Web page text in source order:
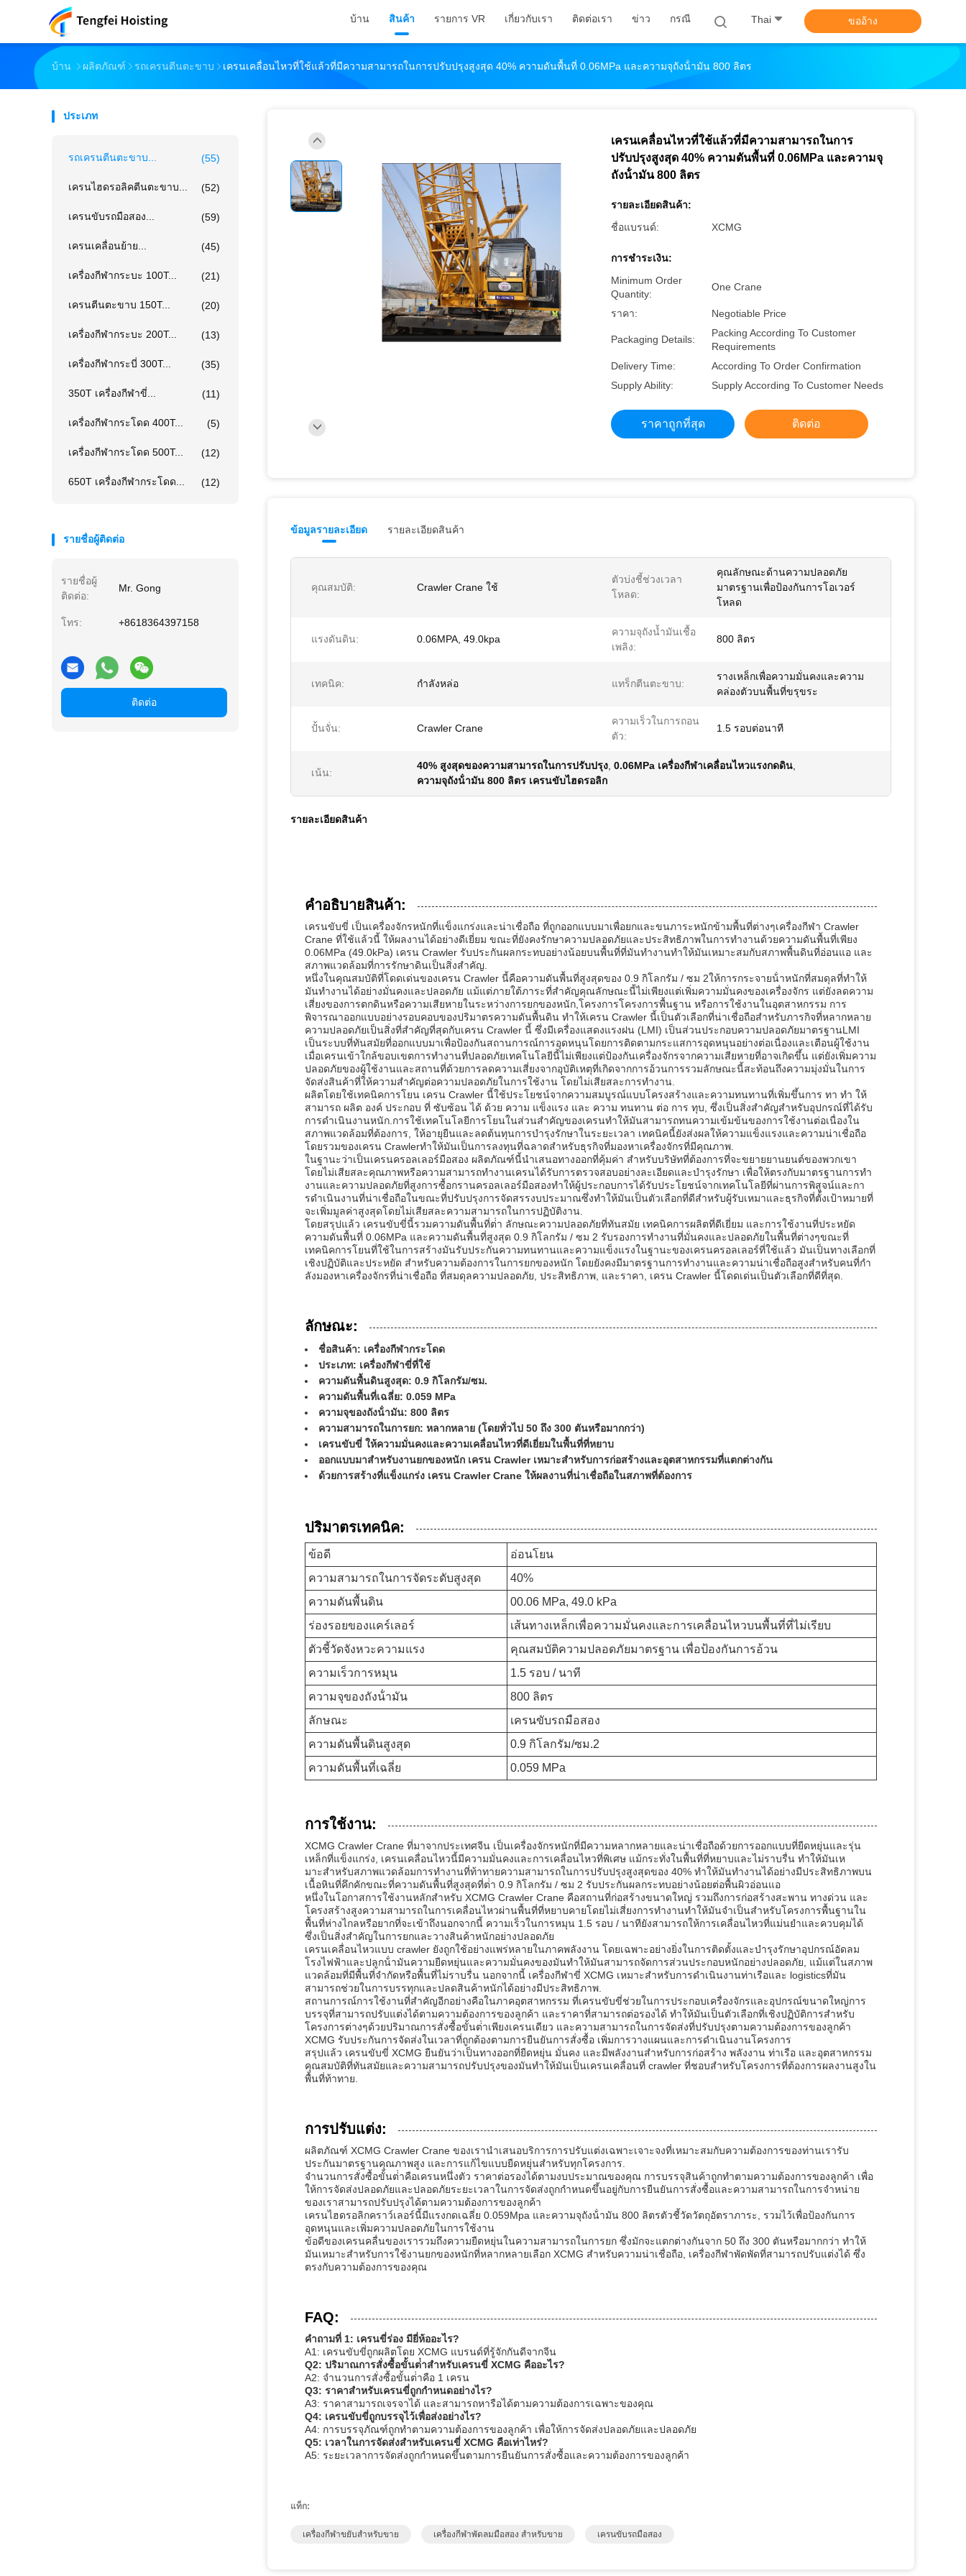
บ้าน สินค้า รายการ VR เกี่ยวกับเรา ติดต่อเรา ข่าว กรณี Thai ขออ้าง
บ้าน ผลิตภัณฑ์ รถเครนตีนตะขาบ เครนเคลื่อนไหวที่ใช้แล้วที่มีความสามารถในการปรับปรุงสูงสุด 40% ความดันพื้นที่ 0.06MPa และความจุถังน้ํามัน 800 ลิตร
ประเภท
รถเครนตีนตะขาบ... (55)
เครนไฮดรอลิคตีนตะขาบ... (52)
เครนขับรถมือสอง... (59)
เครนเคลื่อนย้าย... (45)
เครื่องกีฬากระบะ 100T... (21)
เครนตีนตะขาบ 150T... (20)
เครื่องกีฬากระบะ 200T... (13)
เครื่องกีฬากระบี่ 300T... (35)
350T เครื่องกีฬาขี่... (11)
เครื่องกีฬากระโดด 400T... (5)
เครื่องกีฬากระโดด 500T... (12)
650T เครื่องกีฬากระโดด... (12)
รายชื่อผู้ติดต่อ
รายชื่อผู้
ติดต่อ:
Mr. Gong
โทร: +8618364397158
ติดต่อ
เครนเคลื่อนไหวที่ใช้แล้วที่มีความสามารถในการ
ปรับปรุงสูงสุด 40% ความดันพื้นที่ 0.06MPa และความจุ
ถังน้ํามัน 800 ลิตร
รายละเอียดสินค้า:
ชื่อแบรนด์:
XCMG
การชำระเงิน:
Minimum Order
Quantity:
One Crane
ราคา: Negotiable Price
Packaging Details:
Packing According To Customer
Requirements
Delivery Time:
According To Order Confirmation
Supply Ability:
Supply According To Customer Needs
ราคาถูกที่สุด ติดต่อ
ข้อมูลรายละเอียด รายละเอียดสินค้า
คุณสมบัติ: Crawler Crane ใช้
ตัวบ่งชี้ช่วงเวลา
โหลด:
คุณลักษณะด้านความปลอดภัย
มาตรฐานเพื่อป้องกันการโอเวอร์
โหลด
แรงดันดิน: 0.06MPA, 49.0kpa
ความจุถังน้ำมันเชื้อ
เพลิง:
800 ลิตร
เทคนิค: กำลังหล่อ แทร็กตีนตะขาบ:
รางเหล็กเพื่อความมั่นคงและความ
คล่องตัวบนพื้นที่ขรุขระ
ปั้นจั่น: Crawler Crane
ความเร็วในการถอน
ตัว:
1.5 รอบต่อนาที
เน้น:
40% สูงสุดของความสามารถในการปรับปรุง 0.06MPa เครื่องกีฬาเคลื่อนไหวแรงกดดิน
ความจุถังน้ํามัน 800 ลิตร เครนขับไฮดรอลิก
รายละเอียดสินค้า
คําอธิบายสินค้า:
เครนขับขี่ เป็นเครื่องจักรหนักที่แข็งแกร่งและน่าเชื่อถือ ที่ถูกออกแบบมาเพื่อยกและขนภาระหนักข้ามพื้นที่ต่างๆเครื่องกีฬา Crawler
Crane ที่ใช้แล้วนี้ ให้ผลงานได้อย่างดีเยี่ยม ขณะที่ยังคงรักษาความปลอดภัยและประสิทธิภาพในการทํางานด้วยความดันพื้นที่เพียง
0.06MPa (49.0kPa) เครน Crawler รับประกันผลกระทบอย่างน้อยบนพื้นที่ที่มันทํางานทําให้มันเหมาะสมกับสภาพพื้นดินที่อ่อนแอ และ
สภาพแวดล้อมที่การรักษาดินเป็นสิ่งสําคัญ.
หนึ่งในคุณสมบัติที่โดดเด่นของเครน Crawler นี้คือความดันพื้นที่สูงสุดของ 0.9 กิโลกรัม / ซม 2ให้การกระจายน้ําหนักที่สมดุลที่ทําให้
มันทํางานได้อย่างมั่นคงและปลอดภัย แม้แต่ภายใต้ภาระที่สําคัญคุณลักษณะนี้ไม่เพียงแต่เพิ่มความมั่นคงของเครื่องจักร แต่ยังลดความ
เสี่ยงของการตกดินหรือความเสียหายในระหว่างการยกของหนัก,โครงการโครงการพื้นฐาน หรือการใช้งานในอุตสาหกรรม การ
พิจารณาออกแบบอย่างรอบคอบของปริมาตรความดันพื้นดิน ทําให้เครน Crawler นี้เป็นตัวเลือกที่น่าเชื่อถือสําหรับภารกิจที่หลากหลาย
ความปลอดภัยเป็นสิ่งที่สําคัญที่สุดกับเครน Crawler นี้ ซึ่งมีเครื่องแสดงแรงฝน (LMI) เป็นส่วนประกอบความปลอดภัยมาตรฐานLMI
เป็นระบบที่ทันสมัยที่ออกแบบมาเพื่อป้องกันสถานการณ์การอุดหนุนโดยการติดตามกระแสการอุดหนุนอย่างต่อเนื่องและเตือนผู้ใช้งาน
เมื่อเครนเข้าใกล้ขอบเขตการทํางานที่ปลอดภัยเทคโนโลยีนี้ไม่เพียงแต่ป้องกันเครื่องจักรจากความเสียหายที่อาจเกิดขึ้น แต่ยังเพิ่มความ
ปลอดภัยของผู้ใช้งานและสถานที่ด้วยการลดความเสี่ยงจากอุบัติเหตุที่เกิดจากการอ้วนการรวมลักษณะนี้สะท้อนถึงความมุ่งมั่นในการ
จัดส่งสินค้าที่ให้ความสําคัญต่อความปลอดภัยในการใช้งาน โดยไม่เสียสละการทํางาน.
ผลิตโดยใช้เทคนิคการโยน เครน Crawler นี้ใช้ประโยชน์จากความสมบูรณ์แบบโครงสร้างและความทนทานที่เพิ่มขึ้นการ ทา ทํา ให้
สามารถ ผลิต องค์ ประกอบ ที่ ซับซ้อน ได้ ด้วย ความ แข็งแรง และ ความ ทนทาน ต่อ การ ทุบ, ซึ่งเป็นสิ่งสําคัญสําหรับอุปกรณ์ที่ได้รับ
การดําเนินงานหนัก.การใช้เทคโนโลยีการโยนในส่วนสําคัญของเครนทําให้มันสามารถทนความเข้มข้นของการใช้งานต่อเนื่องใน
สภาพแวดล้อมที่ต้องการ, ให้อายุยืนและลดต้นทุนการบํารุงรักษาในระยะเวลา เทคนิคนี้ยังส่งผลให้ความแข็งแรงและความน่าเชื่อถือ
โดยรวมของเครน Crawlerทําให้มันเป็นการลงทุนที่ฉลาดสําหรับธุรกิจที่มองหาเครื่องจักรที่มีคุณภาพ.
ในฐานะว่าเป็นเครนครอลเลอร์มือสอง ผลิตภัณฑ์นี้นําเสนอทางออกที่คุ้มค่า สําหรับบริษัทที่ต้องการที่จะขยายยานยนต์ของพวกเขา
โดยไม่เสียสละคุณภาพหรือความสามารถทํางานเครนได้รับการตรวจสอบอย่างละเอียดและบํารุงรักษา เพื่อให้ตรงกับมาตรฐานการทํา
งานและความปลอดภัยที่สูงการซื้อกรานครอลเลอร์มือสองทําให้ผู้ประกอบการได้รับประโยชน์จากเทคโนโลยีที่ผ่านการพิสูจน์และกา
รดําเนินงานที่น่าเชื่อถือในขณะที่ปรับปรุงการจัดสรรงบประมาณซึ่งทําให้มันเป็นตัวเลือกที่ดีสําหรับผู้รับเหมาและธุรกิจที่ตั้งเป้าหมายที่
จะเพิ่มมูลค่าสูงสุดโดยไม่เสียสละความสามารถในการปฏิบัติงาน.
โดยสรุปแล้ว เครนขับขี่นี้รวมความดันพื้นที่ต่ํา ลักษณะความปลอดภัยที่ทันสมัย เทคนิคการผลิตที่ดีเยี่ยม และการใช้งานที่ประหยัด
ความดันพื้นที่ 0.06MPa และความดันพื้นที่สูงสุด 0.9 กิโลกรัม / ซม 2 รับรองการทํางานที่มั่นคงและปลอดภัยในพื้นที่ต่างๆขณะที่
เทคนิคการโยนที่ใช้ในการสร้างมันรับประกันความทนทานและความแข็งแรงในฐานะของเครนครอลเลอร์ที่ใช้แล้ว มันเป็นทางเลือกที่
เชิงปฏิบัติและประหยัด สําหรับความต้องการในการยกของหนัก โดยยังคงมีมาตรฐานการทํางานและความน่าเชื่อถือสูงสําหรับคนที่กํา
ลังมองหาเครื่องจักรที่น่าเชื่อถือ ที่สมดุลความปลอดภัย, ประสิทธิภาพ, และราคา, เครน Crawler นี้โดดเด่นเป็นตัวเลือกที่ดีที่สุด.
ลักษณะ:
ชื่อสินค้า: เครื่องกีฬากระโดด
ประเภท: เครื่องกีฬาขี่ที่ใช้
ความดันพื้นดินสูงสุด: 0.9 กิโลกรัม/ซม.
ความดันพื้นที่เฉลี่ย: 0.059 MPa
ความจุของถังน้ํามัน: 800 ลิตร
ความสามารถในการยก: หลากหลาย (โดยทั่วไป 50 ถึง 300 ตันหรือมากกว่า)
เครนขับขี่ ให้ความมั่นคงและความเคลื่อนไหวที่ดีเยี่ยมในพื้นที่ที่หยาบ
ออกแบบมาสําหรับงานยกของหนัก เครน Crawler เหมาะสําหรับการก่อสร้างและอุตสาหกรรมที่แตกต่างกัน
ด้วยการสร้างที่แข็งแกร่ง เครน Crawler Crane ให้ผลงานที่น่าเชื่อถือในสภาพที่ต้องการ
ปริมาตรเทคนิค:
ข้อดี
อ่อนโยน
ความสามารถในการจัดระดับสูงสุด
40%
ความดันพื้นดิน
00.06 MPa, 49.0 kPa
ร่องรอยของแคร์เลอร์
เส้นทางเหล็กเพื่อความมั่นคงและการเคลื่อนไหวบนพื้นที่ที่ไม่เรียบ
ตัวชี้วัดจังหวะความแรง
คุณสมบัติความปลอดภัยมาตรฐาน เพื่อป้องกันการอ้วน
ความเร็วการหมุน
1.5 รอบ / นาที
ความจุของถังน้ํามัน
800 ลิตร
ลักษณะ
เครนขับรถมือสอง
ความดันพื้นดินสูงสุด
0.9 กิโลกรัม/ซม.2
ความดันพื้นที่เฉลี่ย
0.059 MPa
การใช้งาน:
XCMG Crawler Crane ที่มาจากประเทศจีน เป็นเครื่องจักรหนักที่มีความหลากหลายและน่าเชื่อถือด้วยการออกแบบที่ยืดหยุ่นและรุ่น
เหล็กที่แข็งแกร่ง, เครนเคลื่อนไหวนี้มีความมั่นคงและการเคลื่อนไหวที่พิเศษ แม้กระทั่งในพื้นที่ที่หยาบและไม่ราบรื่น ทําให้มันเห
มาะสําหรับสภาพแวดล้อมการทํางานที่ท้าทายความสามารถในการปรับปรุงสูงสุดของ 40% ทําให้มันทํางานได้อย่างมีประสิทธิภาพบน
เนื้อหินที่คึกคักขณะที่ความดันพื้นที่สูงสุดที่ต่ํา 0.9 กิโลกรัม / ซม 2 รับประกันผลกระทบอย่างน้อยต่อพื้นผิวอ่อนแอ
หนึ่งในโอกาสการใช้งานหลักสําหรับ XCMG Crawler Crane คือสถานที่ก่อสร้างขนาดใหญ่ รวมถึงการก่อสร้างสะพาน ทางด่วน และ
โครงสร้างสูงความสามารถในการเคลื่อนไหวผ่านพื้นที่ที่หยาบคายโดยไม่เสี่ยงการทํางานทําให้มันจําเป็นสําหรับโครงการพื้นฐานใน
พื้นที่ห่างไกลหรือยากที่จะเข้าถึงนอกจากนี้ ความเร็วในการหมุน 1.5 รอบ / นาทียังสามารถให้การเคลื่อนไหวที่แม่นยําและควบคุมได้
ซึ่งเป็นสิ่งสําคัญในการยกและวางสินค้าหนักอย่างปลอดภัย
เครนเคลื่อนไหวแบบ crawler ยังถูกใช้อย่างแพร่หลายในภาคพลังงาน โดยเฉพาะอย่างยิ่งในการติดตั้งและบํารุงรักษาอุปกรณ์อัดลม
โรงไฟฟ้าและปลูกน้ํามันความยืดหยุ่นและความมั่นคงของมันทําให้มันสามารถจัดการส่วนประกอบหนักอย่างปลอดภัย, แม้แต่ในสภาพ
แวดล้อมที่มีพื้นที่จํากัดหรือพื้นที่ไม่ราบรื่น นอกจากนี้ เครื่องกีฬาขี่ XCMG เหมาะสําหรับการดําเนินงานท่าเรือและ logisticsที่มัน
สามารถช่วยในการบรรทุกและปลดสินค้าหนักได้อย่างมีประสิทธิภาพ.
สถานการณ์การใช้งานที่สําคัญอีกอย่างคือในภาคอุตสาหกรรม ที่เครนขับขี่ช่วยในการประกอบเครื่องจักรและอุปกรณ์ขนาดใหญ่การ
บรรจุที่สามารถปรับแต่งได้ตามความต้องการของลูกค้า และราคาที่สามารถต่อรองได้ ทําให้มันเป็นตัวเลือกที่เชิงปฏิบัติการสําหรับ
โครงการต่างๆด้วยปริมาณการสั่งซื้อขั้นต่ําเพียงเครนเดียว และความสามารถในการจัดส่งที่ปรับปรุงตามความต้องการของลูกค้า
XCMG รับประกันการจัดส่งในเวลาที่ถูกต้องตามการยืนยันการสั่งซื้อ เพิ่มการวางแผนและการดําเนินงานโครงการ
สรุปแล้ว เครนขับขี่ XCMG ยืนยันว่าเป็นทางออกที่ยืดหยุ่น มั่นคง และมีพลังงานสําหรับการก่อสร้าง พลังงาน ท่าเรือ และอุตสาหกรรม
คุณสมบัติที่ทันสมัยและความสามารถปรับปรุงของมันทําให้มันเป็นเครนเคลื่อนที่ crawler ที่ชอบสําหรับโครงการที่ต้องการผลงานสูงใน
พื้นที่ท้าทาย.
การปรับแต่ง:
ผลิตภัณฑ์ XCMG Crawler Crane ของเรานําเสนอบริการการปรับแต่งเฉพาะเจาะจงที่เหมาะสมกับความต้องการของท่านเรารับ
ประกันมาตรฐานคุณภาพสูง และการแก้ไขแบบยืดหยุ่นสําหรับทุกโครงการ.
จํานวนการสั่งซื้อขั้นต่ําคือเครนหนึ่งตัว ราคาต่อรองได้ตามงบประมาณของคุณ การบรรจุสินค้าถูกทําตามความต้องการของลูกค้า เพื่อ
ให้การจัดส่งปลอดภัยและปลอดภัยระยะเวลาในการจัดส่งถูกกําหนดขึ้นอยู่กับการยืนยันการสั่งซื้อและความสามารถในการจําหน่าย
ของเราสามารถปรับปรุงได้ตามความต้องการของลูกค้า
เครนไฮดรอลิกคราว์เลอร์นี้มีแรงกดเฉลี่ย 0.059Mpa และความจุถังน้ํามัน 800 ลิตรตัวชี้วัดวัตถุอัตราภาระ, รวมไว้เพื่อป้องกันการ
อุดหนุนและเพิ่มความปลอดภัยในการใช้งาน
ข้อดีของเครนคลื่นของเรารวมถึงความยืดหยุ่นในความสามารถในการยก ซึ่งมักจะแตกต่างกันจาก 50 ถึง 300 ตันหรือมากกว่า ทําให้
มันเหมาะสําหรับการใช้งานยกของหนักที่หลากหลายเลือก XCMG สําหรับความน่าเชื่อถือ, เครื่องกีฬาพัดพัดที่สามารถปรับแต่งได้ ซึ่ง
ตรงกับความต้องการของคุณ
FAQ:
คําถามที่ 1: เครนขี่ร่อง มียี่ห้ออะไร?
A1: เครนขับขี่ถูกผลิตโดย XCMG แบรนด์ที่รู้จักกันดีจากจีน
Q2: ปริมาณการสั่งซื้อขั้นต่ําสําหรับเครนขี่ XCMG คืออะไร?
A2: จํานวนการสั่งซื้อขั้นต่ําคือ 1 เครน
Q3: ราคาสําหรับเครนขี่ถูกกําหนดอย่างไร?
A3: ราคาสามารถเจรจาได้ และสามารถหารือได้ตามความต้องการเฉพาะของคุณ
Q4: เครนขับขี่ถูกบรรจุไว้เพื่อส่งอย่างไร?
A4: การบรรจุภัณฑ์ถูกทําตามความต้องการของลูกค้า เพื่อให้การจัดส่งปลอดภัยและปลอดภัย
Q5: เวลาในการจัดส่งสําหรับเครนขี่ XCMG คือเท่าไหร่?
A5: ระยะเวลาการจัดส่งถูกกําหนดขึ้นตามการยืนยันการสั่งซื้อและความต้องการของลูกค้า
แท็ก:
เครื่องกีฬาขยับสําหรับขาย เครื่องกีฬาพัดลมมือสอง สําหรับขาย เครนขับรถมือสอง